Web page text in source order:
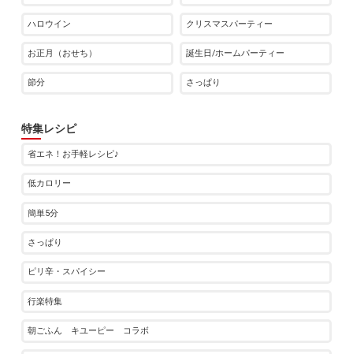
ハロウイン クリスマスパーティー
お正月（おせち） 誕生日/ホームパーティー
節分 さっぱり
特集レシピ
省エネ！お手軽レシピ♪
低カロリー
簡単5分
さっぱり
ピリ辛・スパイシー
行楽特集
朝ごふん キユーピー コラボ